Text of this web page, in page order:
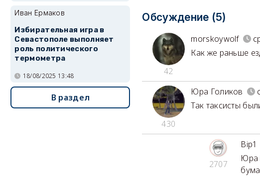
Обсуждение (5)
42
morskoywolf
Как же раньше
430
Юра Голиков
Так таксисты
2707
Bip1
Юра
Иван Ермаков
Избирательная игра в
Севастополе выполняет
роль политического
термометра
18/08/2025 13:48
В раздел